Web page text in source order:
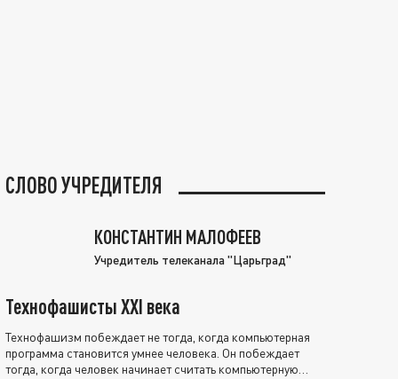
СЛОВО УЧРЕДИТЕЛЯ
КОНСТАНТИН МАЛОФЕЕВ
Учредитель телеканала "Царьград"
Технофашисты XXI века
Технофашизм побеждает не тогда, когда компьютерная
программа становится умнее человека. Он побеждает
тогда, когда человек начинает считать компьютерную